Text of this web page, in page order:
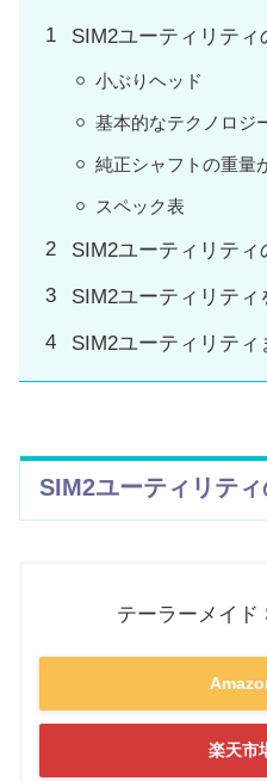
SIM2ユーティリティ
小ぶりヘッド
基本的なテクノロジ
純正シャフトの重量
スペック表
SIM2ユーティリティ
SIM2ユーティリティ
SIM2ユーティリティ
SIM2ユーティリテ
テーラーメイド
楽天市